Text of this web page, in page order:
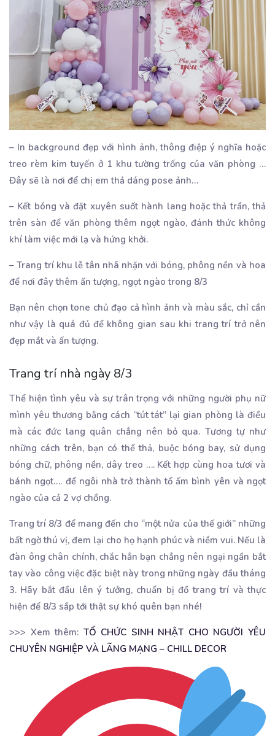
– In background đẹp với hình ảnh, thông điệp ý nghĩa hoặc
treo rèm kim tuyến ở 1 khu tường trống của văn phòng …
Đây sẽ là nơi để chị em thả dáng pose ảnh…
– Kết bóng và đặt xuyên suốt hành lang hoặc thả trần, thả
trên sàn để văn phòng thêm ngọt ngào, đánh thức không
khí làm việc mới lạ và hứng khởi.
– Trang trí khu lễ tân nhã nhặn với bóng, phông nền và hoa
để nơi đây thêm ấn tượng, ngọt ngào trong 8/3
Bạn nên chọn tone chủ đạo cả hình ảnh và màu sắc, chỉ cần
như vậy là quá đủ để không gian sau khi trang trí trở nên
đẹp mắt và ấn tượng.
Trang trí nhà ngày 8/3
Thể hiện tình yêu và sự trân trọng với những người phụ nữ
mình yêu thương bằng cách “tút tát” lại gian phòng là điều
mà các đức lang quân chẳng nên bỏ qua. Tương tự như
những cách trên, bạn có thể thả, buộc bóng bay, sử dụng
bóng chữ, phông nền, dây treo …. Kết hợp cùng hoa tươi và
bánh ngọt…. để ngôi nhà trở thành tổ ấm bình yên và ngọt
ngào của cả 2 vợ chồng.
Trang trí 8/3 để mang đến cho “một nửa của thế giới” những
bất ngờ thú vị, đem lại cho họ hạnh phúc và niềm vui. Nếu là
đàn ông chân chính, chắc hẳn bạn chẳng nên ngại ngần bắt
tay vào công việc đặc biệt này trong những ngày đầu tháng
3. Hãy bắt đầu lên ý tưởng, chuẩn bị đồ trang trí và thực
hiện để 8/3 sắp tới thật sự khó quên bạn nhé!
>>> Xem thêm: TỔ CHỨC SINH NHẬT CHO NGƯỜI YÊU
CHUYÊN NGHIỆP VÀ LÃNG MẠNG – CHILL DECOR